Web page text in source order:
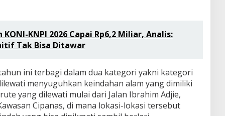
KNPI 2026 Capai Rp6,2 Miliar, Analis:
Tak Bisa Ditawar
ini terbagi dalam dua kategori yakni kategori
menyuguhkan keindahan alam yang dimiliki
yang dilewati mulai dari Jalan Ibrahim Adjie,
Cipanas, di mana lokasi-lokasi tersebut